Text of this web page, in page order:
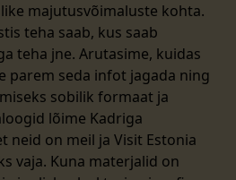
majutusvõimaluste kohta.
teha saab, kus saab
teha jne. Arutasime, kuidas
parem seda infot jagada ning
sobilik formaat ja
lõime Kadriga
neid on meil ja Visit Estonia
vaja. Kuna materjalid on